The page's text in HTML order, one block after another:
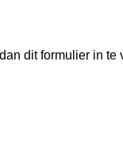
dit formulier in te